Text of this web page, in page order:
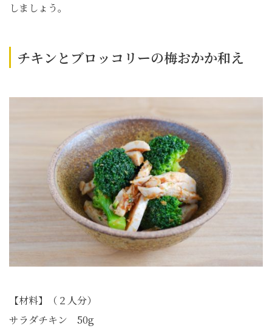
しましょう。
チキンとブロッコリーの梅おかか和え
【材料】（２人分）
サラダチキン 50g